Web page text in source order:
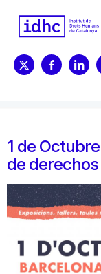
1 de
de derechos